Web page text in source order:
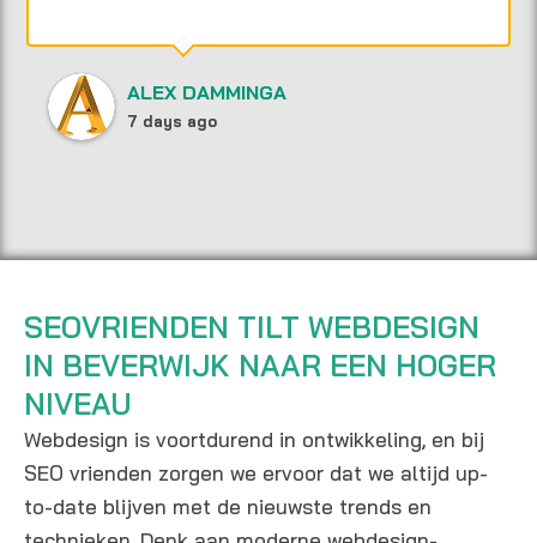
ALEX DAMMINGA
7 days ago
SEOVRIENDEN TILT WEBDESIGN
IN BEVERWIJK NAAR EEN HOGER
NIVEAU
Webdesign is voortdurend in ontwikkeling, en bij
SEO vrienden zorgen we ervoor dat we altijd up-
to-date blijven met de nieuwste trends en